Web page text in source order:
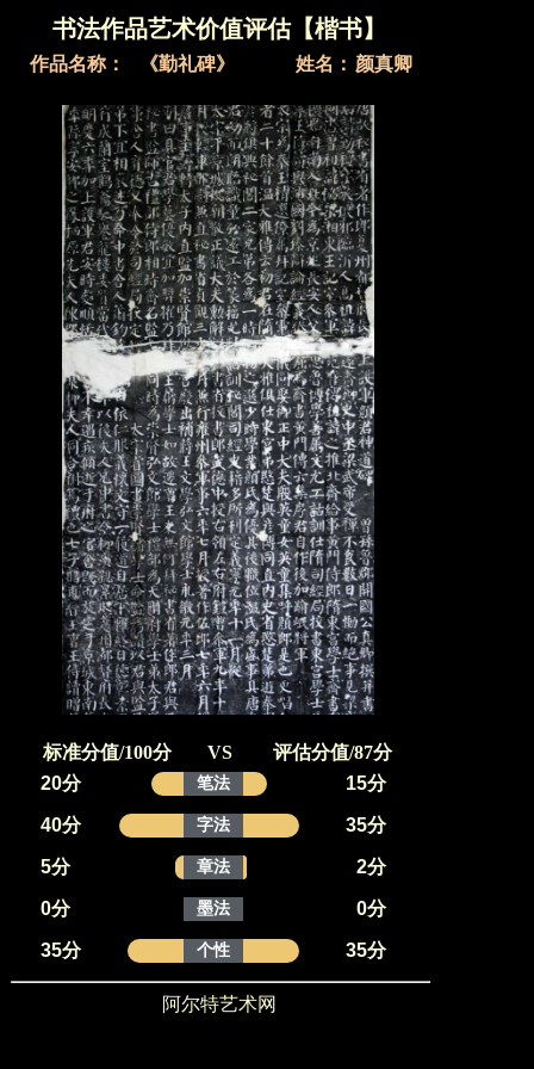
书法作品艺术价值评估【楷书】
作品名称： 《勤礼碑》 姓名 ： 颜真卿
标准分值/100分 VS
评估分值/87分
20分
笔法 15分
40分 字法 35分
5分 章法 2分
0分 墨法 0分
35分 个性 35分
阿尔特艺术网